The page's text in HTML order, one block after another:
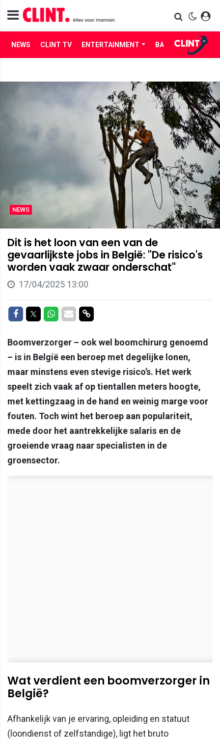
NEWS CLINT TV ENTERTAINMENT BABES LIFE
NEWS
Dit is het loon van een van de
gevaarlijkste jobs in België: "De risico's
worden vaak zwaar onderschat"
17/04/2025 13:00
Delen op Facebook
Delen op Twitter
Delen op Whatsapp
Delen via Mail
Delen via link
Boomverzorger – ook wel boomchirurg genoemd
– is in België een beroep met degelijke lonen,
maar minstens even stevige risico’s. Het werk
speelt zich vaak af op tientallen meters hoogte,
met kettingzaag in de hand en weinig marge voor
fouten. Toch wint het beroep aan populariteit,
mede door het aantrekkelijke salaris en de
groeiende vraag naar specialisten in de
groensector.
Wat verdient een boomverzorger in
België?
Afhankelijk van je ervaring, opleiding en statuut
(loondienst of zelfstandige), ligt het bruto